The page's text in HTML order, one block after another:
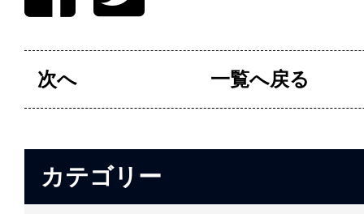
次へ 一覧へ戻る
カテゴリー